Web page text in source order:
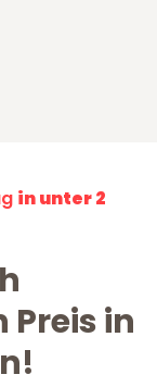
in unter 2
in